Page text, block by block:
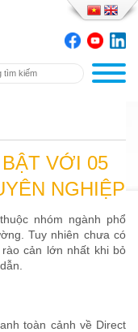
VỚI 05
NGHIỆP
nhóm ngành phổ
Tuy nhiên chưa có
cản lớn nhất khi bỏ
toàn cảnh về Direct